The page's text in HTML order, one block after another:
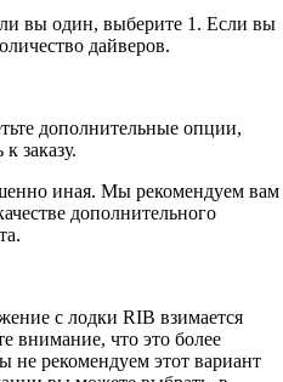
вы один, выберите 1. Если вы
дайверов.
дополнительные опции,
заказу.
иная. Мы рекомендуем вам
дополнительного
с лодки RIB взимается
внимание, что это более
не рекомендуем этот вариант